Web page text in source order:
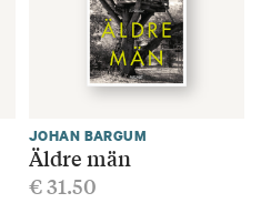
JOHAN BARGUM
Äldre män
€31.50